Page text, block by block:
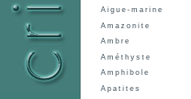
Aigue-marine
Amazonite
Ambre
Améthyste
Amphibole
Apatites